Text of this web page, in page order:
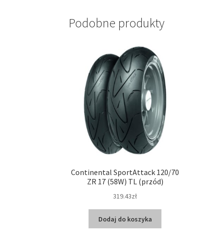
Podobne produkty
Continental SportAttack 120/70
ZR 17 (58W) TL (przód)
319.43zł
Dodaj do koszyka